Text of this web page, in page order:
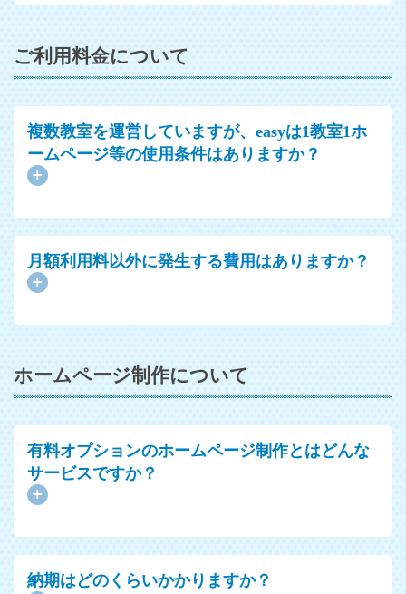
ご利用料金について
複数教室を運営していますが、easyは1教室1ホ
ームページ等の使用条件はありますか？
月額利用料以外に発生する費用はありますか？
ホームページ制作について
有料オプションのホームページ制作とはどんな
サービスですか？
納期はどのくらいかかりますか？